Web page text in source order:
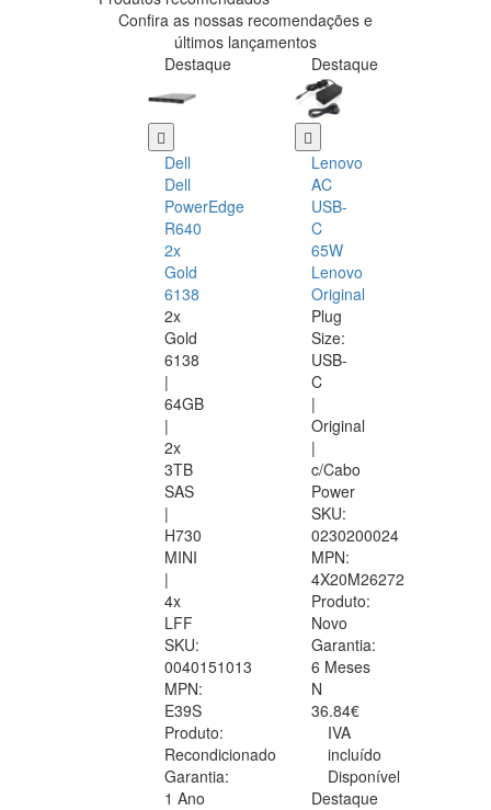
Confira as nossas recomendações e
últimos lançamentos
Destaque
Dell
Dell
PowerEdge
R640
2x
Gold
6138
2x
Gold
6138
|
64GB
|
2x
3TB
SAS
|
H730
MINI
|
4x
LFF
SKU:
0040151013
MPN:
E39S
Produto:
Recondicionado
Garantia:
1 Ano
Destaque
Lenovo
AC
USB-
C
65W
Lenovo
Original
Plug
Size:
USB-
C
|
Original
|
c/Cabo
Power
SKU:
0230200024
MPN:
4X20M26272
Produto:
Novo
Garantia:
6 Meses
N
36.84€
IVA
incluído
Disponível
Destaque